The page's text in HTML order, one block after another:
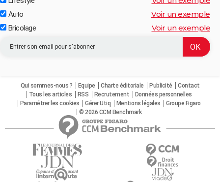
Auto Voir un exemple
Bricolage Voir un exemple
Qui sommes-nous ? Equipe Charte éditoriale Publicité
Contact
Tous les articles
RSS Recrutement
Données personnelles
Paramétrer les cookies
Gérer Utiq Mentions légales
Groupe Figaro
© 2026 CCM Benchmark